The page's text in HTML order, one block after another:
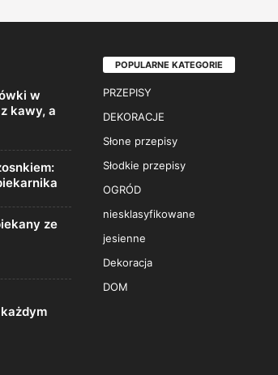
w
kawy, a
ze
POPULARNE KATEGORIE
PRZEPISY
DEKORACJE
Słone przepisy
Słodkie przepisy
OGRÓD
niesklasyfikowane
jesienne
Dekoracja
DOM